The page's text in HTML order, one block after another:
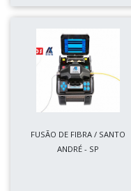
FUSÃO DE FIBRA / SANTO
ANDRÉ - SP